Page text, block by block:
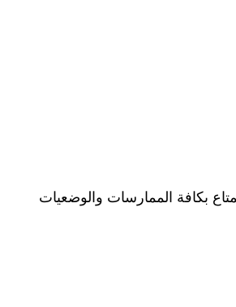
بكافة الممارسات والوضعيات